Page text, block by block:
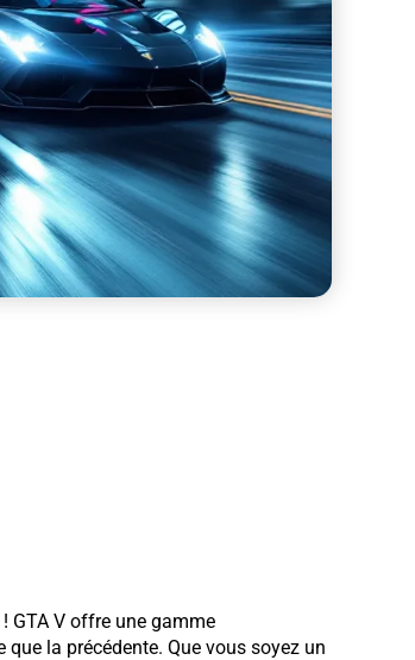
GTA V offre une gamme
la précédente. Que vous soyez un